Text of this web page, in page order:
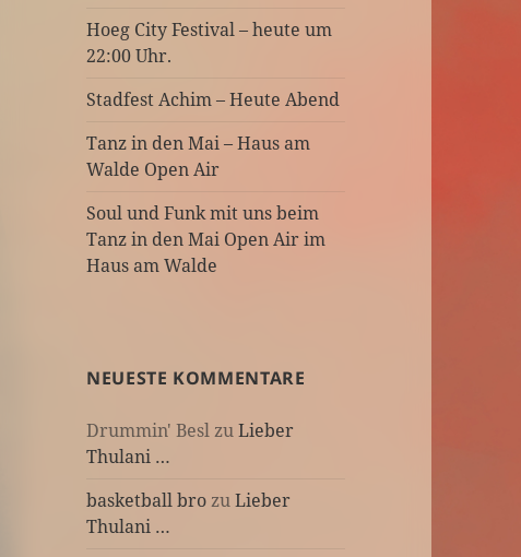
Hoeg City Festival – heute um
22:00 Uhr.
Stadfest Achim – Heute Abend
Tanz in den Mai – Haus am
Walde Open Air
Soul und Funk mit uns beim
Tanz in den Mai Open Air im
Haus am Walde
NEUESTE KOMMENTARE
Drummin' BeslzuLieber
Thulani …
basketball brozuLieber
Thulani …